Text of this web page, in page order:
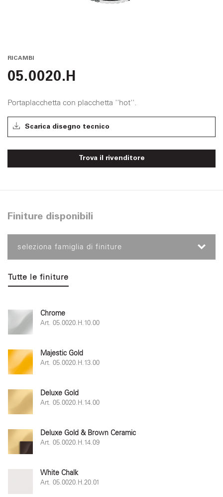
RICAMBI
05.0020.H
Portaplacchetta con placchetta ''hot''.
Scarica disegno tecnico
Trova il rivenditore
Finiture disponibili
seleziona famiglia di finiture
Tutte le finiture
Chrome
Art. 05.0020.H.10.00
Majestic Gold
Art. 05.0020.H.13.00
Deluxe Gold
Art. 05.0020.H.14.00
Deluxe Gold & Brown Ceramic
Art. 05.0020.H.14.09
White Chalk
Art. 05.0020.H.20.01